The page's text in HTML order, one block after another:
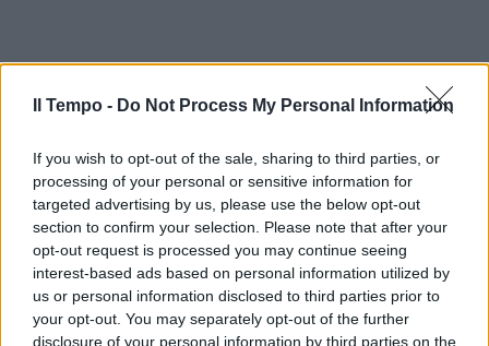
Il Tempo - Do Not Process My Personal Information
If you wish to opt-out of the sale, sharing to third parties, or
processing of your personal or sensitive information for
targeted advertising by us, please use the below opt-out
section to confirm your selection. Please note that after your
opt-out request is processed you may continue seeing
interest-based ads based on personal information utilized by
us or personal information disclosed to third parties prior to
your opt-out. You may separately opt-out of the further
disclosure of your personal information by third parties on the